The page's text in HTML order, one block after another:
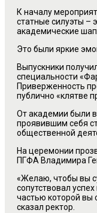
К началу
статные силуэты –
академические
Это были яркие
Выпускники
специальности
Приверженность
публично «клятве
От академии были
проявившим себя
общественной
На церемонии
ПГФА Владимира
«Желаю, чтобы вы
сопутствовал
частью которой вы
сказал ректор.